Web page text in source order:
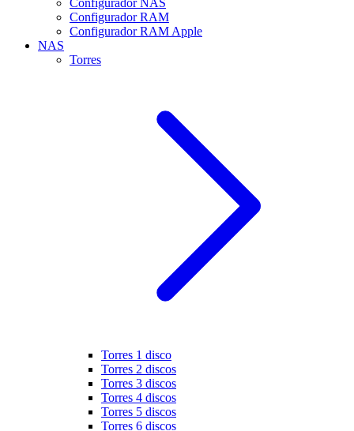
Configurador NAS
Configurador RAM
Configurador RAM Apple
NAS
Torres
Torres 1 disco
Torres 2 discos
Torres 3 discos
Torres 4 discos
Torres 5 discos
Torres 6 discos